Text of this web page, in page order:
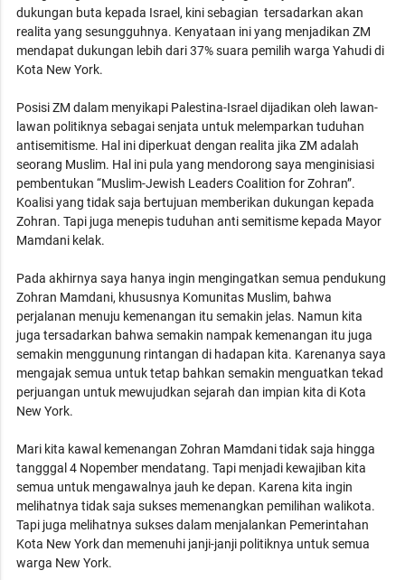
dukungan buta kepada Israel, kini sebagian tersadarkan akan
realita yang sesungguhnya. Kenyataan ini yang menjadikan ZM
mendapat dukungan lebih dari 37% suara pemilih warga Yahudi di
Kota New York.
Posisi ZM dalam menyikapi Palestina-Israel dijadikan oleh lawan-
lawan politiknya sebagai senjata untuk melemparkan tuduhan
antisemitisme. Hal ini diperkuat dengan realita jika ZM adalah
seorang Muslim. Hal ini pula yang mendorong saya menginisiasi
pembentukan “Muslim-Jewish Leaders Coalition for Zohran”.
Koalisi yang tidak saja bertujuan memberikan dukungan kepada
Zohran. Tapi juga menepis tuduhan anti semitisme kepada Mayor
Mamdani kelak.
Pada akhirnya saya hanya ingin mengingatkan semua pendukung
Zohran Mamdani, khususnya Komunitas Muslim, bahwa
perjalanan menuju kemenangan itu semakin jelas. Namun kita
juga tersadarkan bahwa semakin nampak kemenangan itu juga
semakin menggunung rintangan di hadapan kita. Karenanya saya
mengajak semua untuk tetap bahkan semakin menguatkan tekad
perjuangan untuk mewujudkan sejarah dan impian kita di Kota
New York.
Mari kita kawal kemenangan Zohran Mamdani tidak saja hingga
tangggal 4 Nopember mendatang. Tapi menjadi kewajiban kita
semua untuk mengawalnya jauh ke depan. Karena kita ingin
melihatnya tidak saja sukses memenangkan pemilihan walikota.
Tapi juga melihatnya sukses dalam menjalankan Pemerintahan
Kota New York dan memenuhi janji-janji politiknya untuk semua
warga New York.